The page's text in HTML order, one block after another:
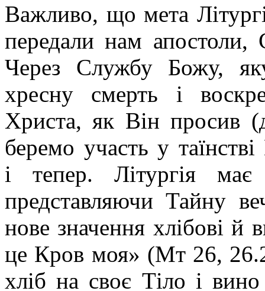
Важливо, що мета
передали нам апостоли,
Через Службу Божу,
хресну смерть і
Христа, як Він просив
беремо участь у
і тепер. Літургія
представляючи Тайну
нове значення хлібові
це Кров моя» (Мт 26,
хліб на своє Тіло і